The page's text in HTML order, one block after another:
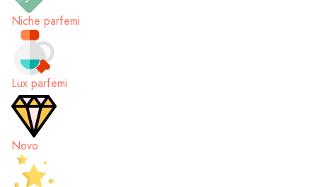
Niche parfemi
Lux parfemi
Novo